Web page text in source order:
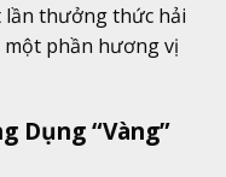
lần thưởng thức hải
một phần hương vị
Dụng “Vàng”